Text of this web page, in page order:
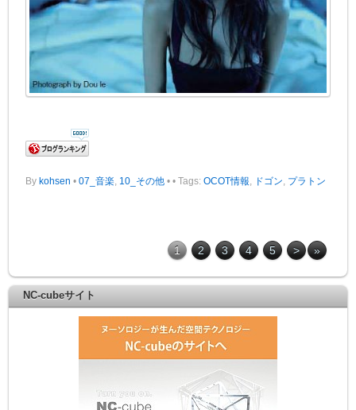
By kohsen • 07_音楽, 10_その他 • • Tags:OCOT情報, ドゴン, プラトン
1 2 3 4 5 > »
NC-cubeサイト